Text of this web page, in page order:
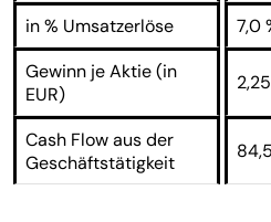
in % Umsatzerlöse
7,0
Gewinn je Aktie (in
EUR)
2,25
Cash Flow aus der
Geschäftstätigkeit
84,5